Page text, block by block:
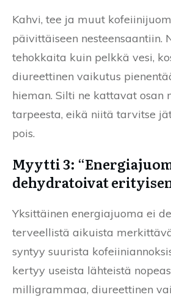
Kahvi, tee ja muut
päivittäiseen nesteensaantiin.
tehokkaita kuin pelkkä vesi,
diureettinen vaikutus
hieman. Silti ne kattavat osan
tarpeesta, eikä niitä tarvitse
pois.
Myytti 3:
dehydratoivat
Yksittäinen energiajuoma ei
terveellistä aikuista
syntyy suurista
kertyy useista lähteistä
milligrammaa, diureettinen